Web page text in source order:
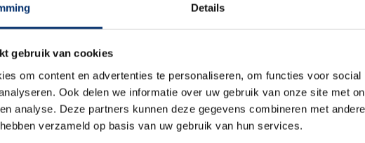
Details
gebruik van cookies
om content en advertenties te personaliseren, om functies voor
Ook delen we informatie over uw gebruik van onze site met
analyse. Deze partners kunnen deze gegevens combineren met
verzameld op basis van uw gebruik van hun services.
E-Bike Avignon?
vaak geprezen om zijn stille motor, soepele
versnellingen worden gezien als een groot pluspunt voor
Daarnaast waarderen gebruikers het geïntegreerde
Zowel voor lange tochten als voor dagelijks woon-